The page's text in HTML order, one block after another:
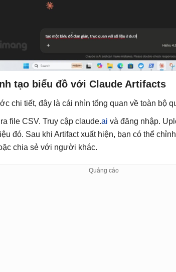
tạo biểu đồ với Claude Artifacts
chi tiết, đây là cái nhìn tổng quan về toàn bộ
file CSV. Truy cập claude.ai và đăng nhập.
đó. Sau khi Artifact xuất hiện, bạn có thể
chia sẻ với người khác.